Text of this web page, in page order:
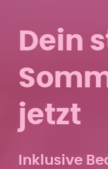
Dein
jetzt
Inklusive